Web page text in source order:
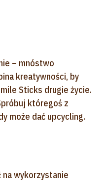
– mnóstwo
kreatywności, by
Sticks drugie życie.
któregoś z
może dać upcycling.
na wykorzystanie